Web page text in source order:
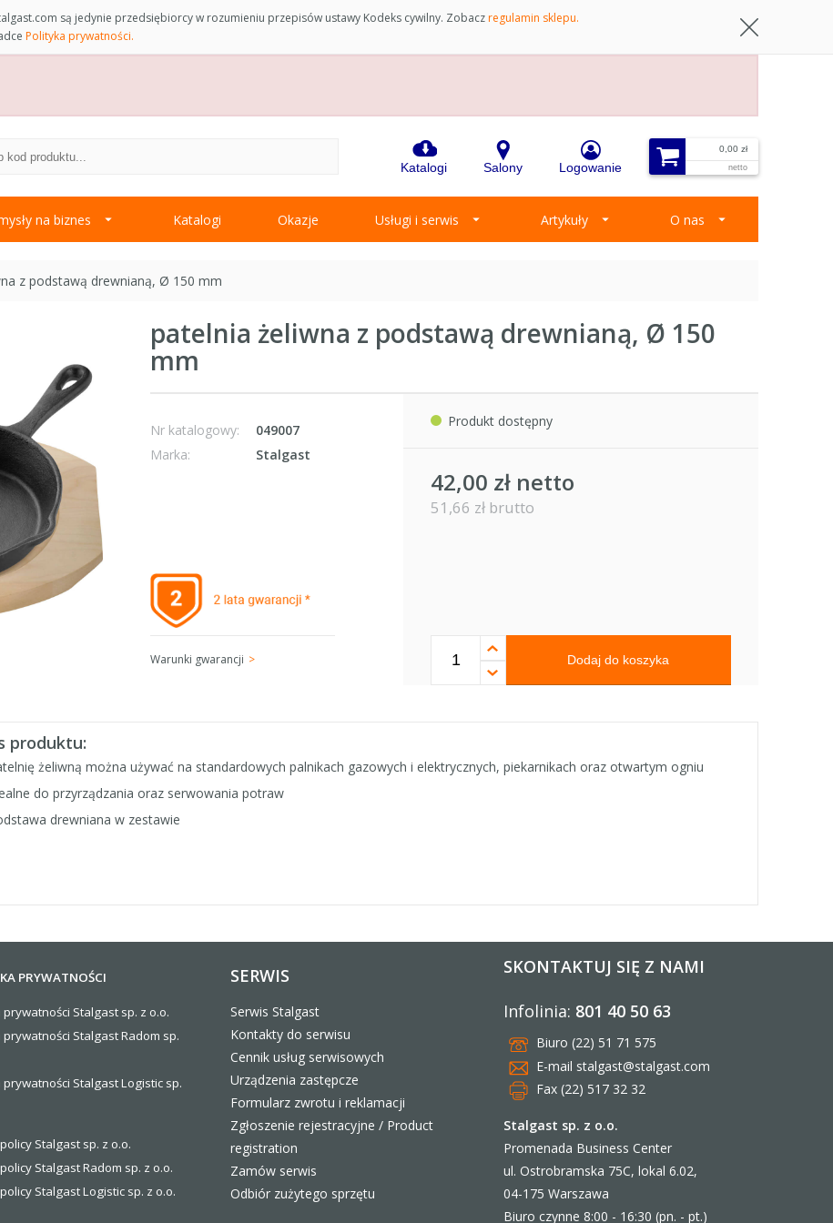
są jedynie przedsiębiorcy w rozumieniu przepisów ustawy Kodeks cywilny. Zobaczregulamin sklepu.
Polityka prywatności.
Katalogi Salony Logowanie
0,00 zł
netto
na biznes Katalogi Okazje Usługi i serwis Artykuły O nas
z podstawą drewnianą, Ø 150 mm
patelnia żeliwna z podstawą drewnianą, Ø 150
mm
Nr katalogowy:
Marka:
049007
Stalgast
Warunki gwarancji
Produkt dostępny
42,00 zł netto
51,66 zł brutto
Dodaj do koszyka
produktu:
żeliwną można używać na standardowych palnikach gazowych i elektrycznych, piekarnikach oraz otwartym ogniu
do przyrządzania oraz serwowania potraw
drewniana w zestawie
PRYWATNOŚCI
Stalgast sp. z o.o.
Stalgast Radom sp.
prywatności Stalgast Logistic sp.
Stalgast sp. z o.o.
Stalgast Radom sp. z o.o.
Stalgast Logistic sp. z o.o.
SERWIS
Serwis Stalgast
Kontakty do serwisu
Cennik usług serwisowych
Urządzenia zastępcze
Formularz zwrotu i reklamacji
Zgłoszenie rejestracyjne / Product
registration
Zamów serwis
Odbiór zużytego sprzętu
SKONTAKTUJ SIĘ Z NAMI
Infolinia: 801 40 50 63
Biuro (22) 51 71 575
E-mail stalgast@stalgast.com
Fax (22) 517 32 32
Stalgast sp. z o.o.
Promenada Business Center
ul. Ostrobramska 75C, lokal 6.02,
04-175 Warszawa
Biuro czynne 8:00 - 16:30 (pn. - pt.)